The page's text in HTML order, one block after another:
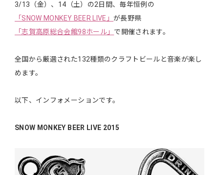
3/13（金）、14（土）の2日間、毎年恒例の
「SNOW MONKEY BEER LIVE」が長野県
「志賀高原総合会館98ホール」 で開催されます。
全国から厳選された132種類のクラフトビールと音楽が楽し
めます。
以下、インフォメーションです。
SNOW MONKEY BEER LIVE 2015